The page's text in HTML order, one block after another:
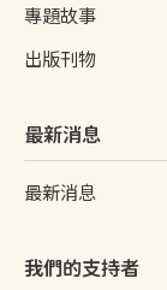
專題故事
出版刊物
最新消息
最新消息
我們的支持者